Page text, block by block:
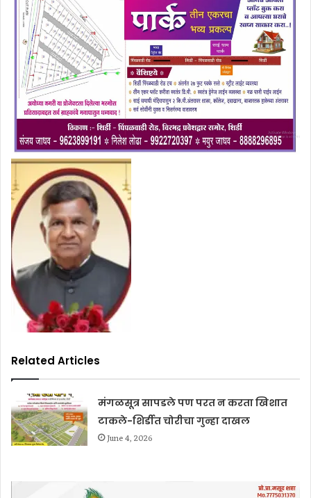
Related Articles
मंगळसूत्र सापडले पण परत न करता खिशात
टाकले-शिर्डीत चोरीचा गुन्हा दाखल
June 4, 2026